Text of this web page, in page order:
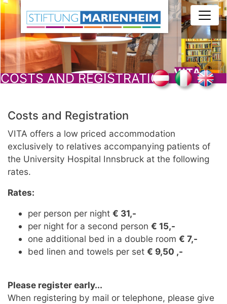
to
main
content
COSTS AND REGISTRATION
Costs and Registration
VITA offers a low priced accommodation
exclusively to relatives accompanying patients of
the University Hospital Innsbruck at the following
rates.
Rates:
per person per night € 31,-
per night for a second person € 15,-
one additional bed in a double room € 7,-
bed linen and towels per set € 9,50 ,-
Please register early...
When registering by mail or telephone, please give